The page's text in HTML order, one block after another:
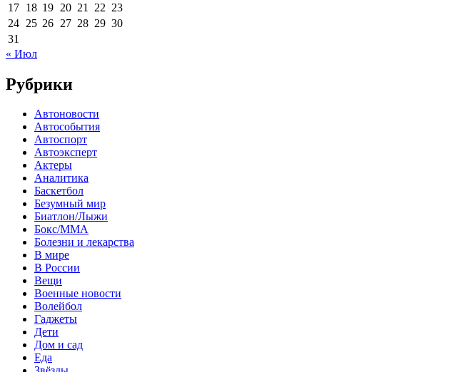
17 18 19 20 21 22 23
24 25 26 27 28 29 30
31
« Июл
Рубрики
Автоновости
Автособытия
Автоспорт
Автоэксперт
Актеры
Аналитика
Баскетбол
Безумный мир
Биатлон/Лыжи
Бокс/MMA
Болезни и лекарства
В мире
В России
Вещи
Военные новости
Волейбол
Гаджеты
Дети
Дом и сад
Еда